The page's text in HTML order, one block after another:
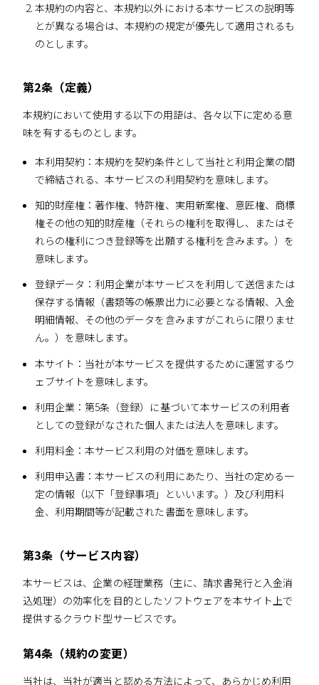
本規約の内容と、本規約以外における本サービスの説明等
とが異なる場合は、本規約の規定が優先して適用されるも
のとします。
第2条（定義）
本規約において使用する以下の用語は、各々以下に定める意
味を有するものとします。
本利用契約：本規約を契約条件として当社と利用企業の間
で締結される、本サービスの利用契約を意味します。
知的財産権：著作権、特許権、実用新案権、意匠権、商標
権その他の知的財産権（それらの権利を取得し、またはそ
れらの権利につき登録等を出願する権利を含みます。）を
意味します。
登録データ：利用企業が本サービスを利用して送信または
保存する情報（書類等の帳票出力に必要となる情報、入金
明細情報、その他のデータを含みますがこれらに限りませ
ん。）を意味します。
本サイト：当社が本サービスを提供するために運営するウ
ェブサイトを意味します。
利用企業：第5条（登録）に基づいて本サービスの利用者
としての登録がなされた個人または法人を意味します。
利用料金：本サービス利用の対価を意味します。
利用申込書：本サービスの利用にあたり、当社の定める一
定の情報（以下「登録事項」といいます。）及び利用料
金、利用期間等が記載された書面を意味します。
第3条（サービス内容）
本サービスは、企業の経理業務（主に、請求書発行と入金消
込処理）の効率化を目的としたソフトウェアを本サイト上で
提供するクラウド型サービスです。
第4条（規約の変更）
当社は、当社が適当と認める方法によって、あらかじめ利用